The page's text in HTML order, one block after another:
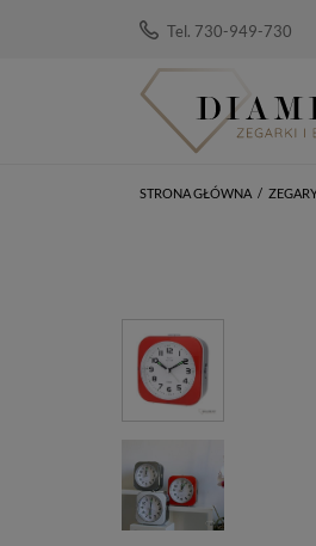
Tel. 730-949-730
STRONA GŁÓWNA /